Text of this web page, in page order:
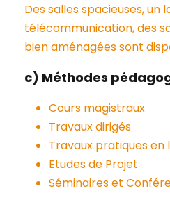
Des salles spacieuses, un
télécommunication, des
bien aménagées sont
c) Méthodes
Cours magistraux
Travaux dirigés
Travaux pratiques
Etudes de Projet
Séminaires et